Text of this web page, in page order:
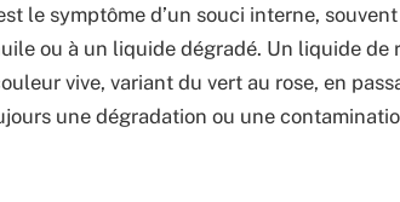
le symptôme d’un souci interne,
ou à un liquide dégradé. Un liquide
vive, variant du vert au rose, en
une dégradation ou une